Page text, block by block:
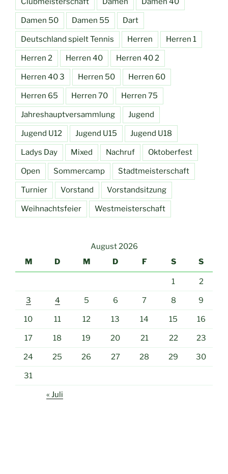
Damen 50 Damen 55 Dart
Deutschland spielt Tennis Herren Herren 1
Herren 2 Herren 40 Herren 40 2
Herren 40 3 Herren 50 Herren 60
Herren 65 Herren 70 Herren 75
Jahreshauptversammlung Jugend
Jugend U12 Jugend U15 Jugend U18
Ladys Day Mixed Nachruf Oktoberfest
Open Sommercamp Stadtmeisterschaft
Turnier Vorstand Vorstandsitzung
Weihnachtsfeier Westmeisterschaft
August 2026
M
D M D F S S
1 2
3 4 5 6 7 8 9
10 11 12 13 14 15 16
17 18 19 20 21 22 23
24 25 26 27 28 29 30
31
« Juli